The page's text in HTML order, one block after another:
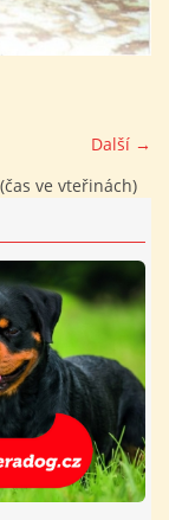
Další →
(čas ve vteřinách)